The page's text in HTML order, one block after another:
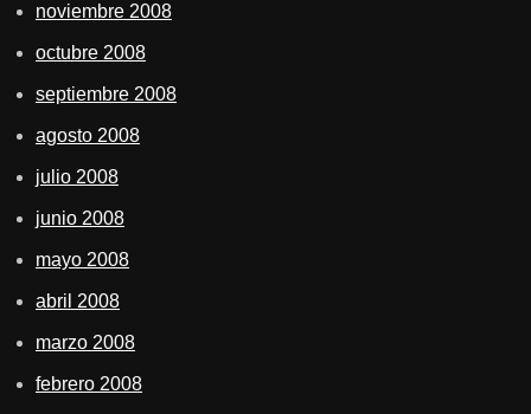
noviembre 2008
octubre 2008
septiembre 2008
agosto 2008
julio 2008
junio 2008
mayo 2008
abril 2008
marzo 2008
febrero 2008